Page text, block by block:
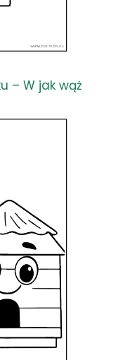
– W jak wąż